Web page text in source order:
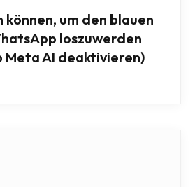
können, um den blauen
loszuwerden
Meta AI deaktivieren)